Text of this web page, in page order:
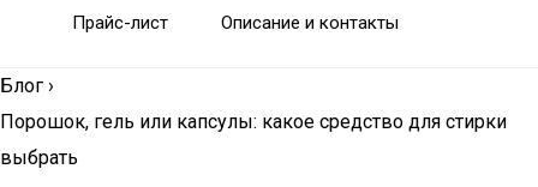
Прайс-лист Описание и контакты
Блог ›
Порошок, гель или капсулы: какое средство для стирки
выбрать